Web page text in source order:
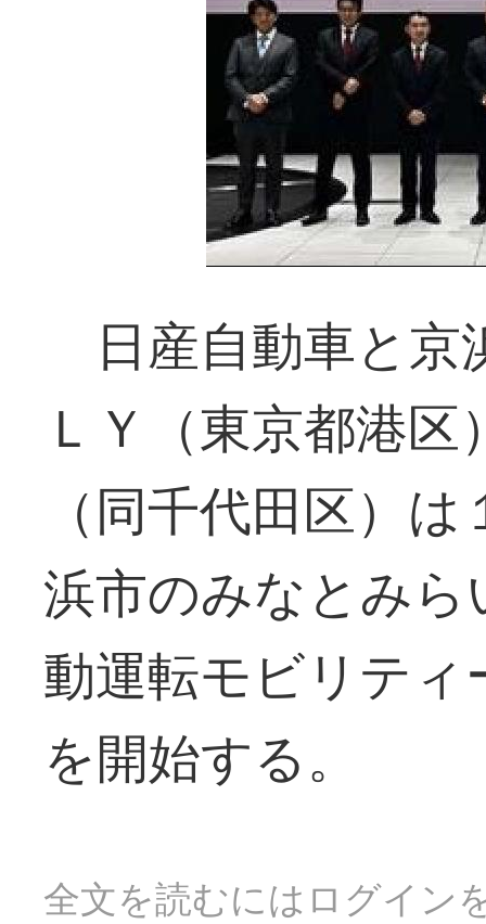
日産自動車と京
ＬＹ（東京都港
（同千代田区）
浜市のみなとみ
動運転モビリテ
を開始する。
全文を読むにはログイン